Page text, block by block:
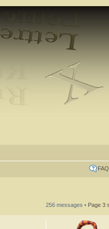
FAQ
256 messages • Page 3